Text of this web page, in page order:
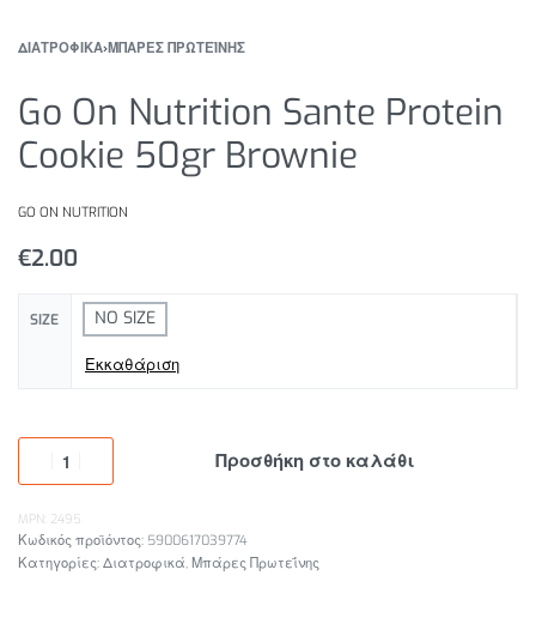
ΔΙΑΤΡΟΦΙΚΑ›ΜΠΑΡΕΣ ΠΡΩΤΕΪΝΗΣ
Go On Nutrition Sante Protein
Cookie 50gr Brownie
GO ON NUTRITION
€2.00
SIZE NO SIZE
Εκκαθάριση
Προσθήκη στο καλάθι
MPN: 2495
5900617039774
Κατηγορίες: Διατροφικά, Μπάρες Πρωτεΐνης